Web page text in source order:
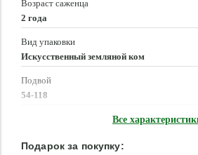
Возраст саженца
2 года
Вид упаковки
Искусственный земляной ком
Подвой
54-118
Все
Подарок за покупку: